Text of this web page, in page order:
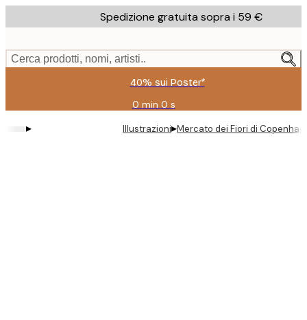
to
content.
Spedizione gratuita sopra i 59 €
Cerca prodotti, nomi, artisti..
40% sui Poster*
0 min 0 s
Valido
fino
a:
▸ Illustrazioni▸Mercato dei Fiori di